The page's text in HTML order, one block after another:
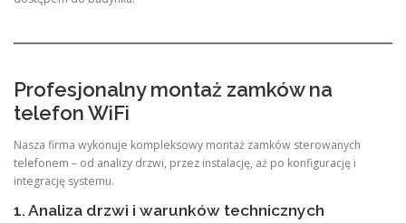
Profesjonalny montaż zamków na
telefon WiFi
Nasza firma wykonuje kompleksowy montaż zamków sterowanych
telefonem – od analizy drzwi, przez instalację, aż po konfigurację i
integrację systemu.
1. Analiza drzwi i warunków technicznych